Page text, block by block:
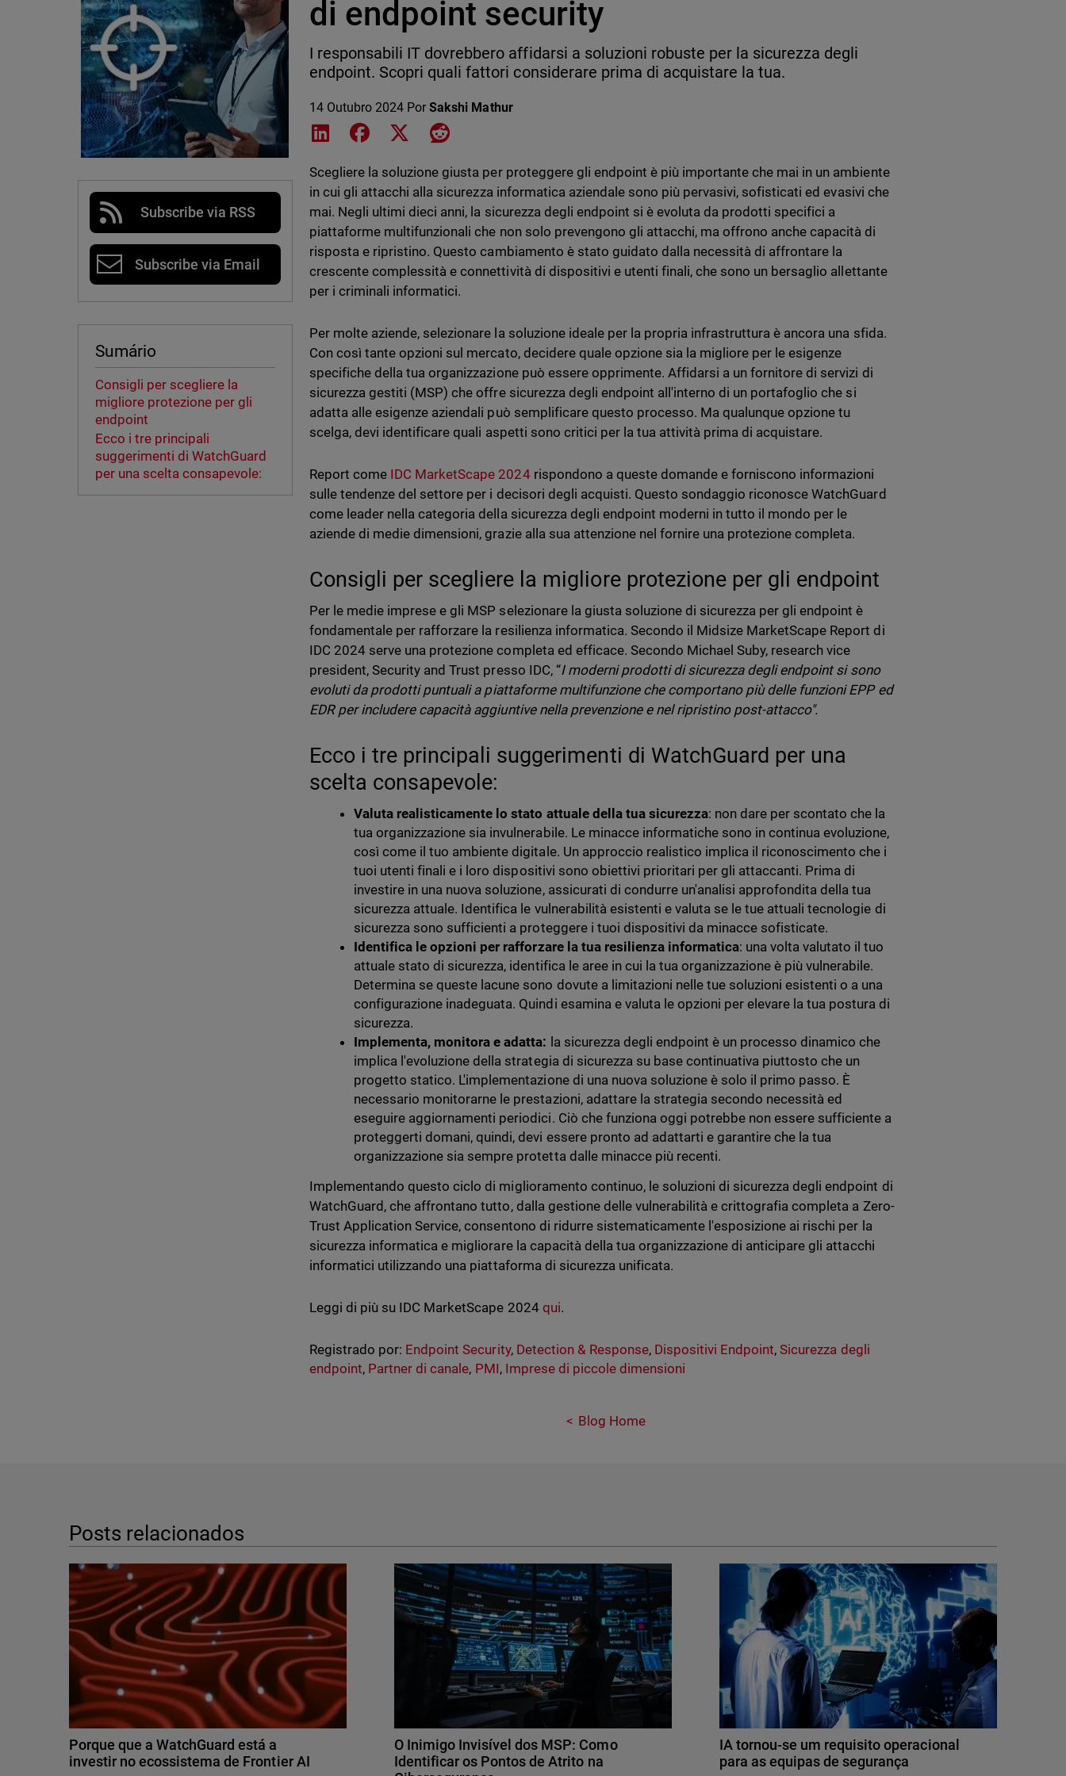
Subscribe via RSS
Subscribe via Email
Sumário
Consigli per scegliere la
migliore protezione per gli
endpoint
Ecco i tre principali
suggerimenti di WatchGuard
per una scelta consapevole:
di endpoint security
I responsabili IT dovrebbero affidarsi a soluzioni robuste per la sicurezza degli
endpoint. Scopri quali fattori considerare prima di acquistare la tua.
14 Outubro 2024 PorSakshi Mathur
Share on LinkedIn
Share on Facebook
Share on XShare on Reddit
Scegliere la soluzione giusta per proteggere gli endpoint è più importante che mai in un ambiente
in cui gli attacchi alla sicurezza informatica aziendale sono più pervasivi, sofisticati ed evasivi che
mai. Negli ultimi dieci anni, la sicurezza degli endpoint si è evoluta da prodotti specifici a
piattaforme multifunzionali che non solo prevengono gli attacchi, ma offrono anche capacità di
risposta e ripristino. Questo cambiamento è stato guidato dalla necessità di affrontare la
crescente complessità e connettività di dispositivi e utenti finali, che sono un bersaglio allettante
per i criminali informatici.
Per molte aziende, selezionare la soluzione ideale per la propria infrastruttura è ancora una sfida.
Con così tante opzioni sul mercato, decidere quale opzione sia la migliore per le esigenze
specifiche della tua organizzazione può essere opprimente. Affidarsi a un fornitore di servizi di
sicurezza gestiti (MSP) che offre sicurezza degli endpoint all'interno di un portafoglio che si
adatta alle esigenze aziendali può semplificare questo processo. Ma qualunque opzione tu
scelga, devi identificare quali aspetti sono critici per la tua attività prima di acquistare.
Report come IDC MarketScape 2024 rispondono a queste domande e forniscono informazioni
sulle tendenze del settore per i decisori degli acquisti. Questo sondaggio riconosce WatchGuard
come leader nella categoria della sicurezza degli endpoint moderni in tutto il mondo per le
aziende di medie dimensioni, grazie alla sua attenzione nel fornire una protezione completa.
Consigli per scegliere la migliore protezione per gli endpoint
Per le medie imprese e gli MSP selezionare la giusta soluzione di sicurezza per gli endpoint è
fondamentale per rafforzare la resilienza informatica. Secondo il Midsize MarketScape Report di
IDC 2024 serve una protezione completa ed efficace. Secondo Michael Suby, research vice
president, Security and Trust presso IDC, “I moderni prodotti di sicurezza degli endpoint si sono
evoluti da prodotti puntuali a piattaforme multifunzione che comportano più delle funzioni EPP ed
EDR per includere capacità aggiuntive nella prevenzione e nel ripristino post-attacco".
Ecco i tre principali suggerimenti di WatchGuard per una
scelta consapevole:
Valuta realisticamente lo stato attuale della tua sicurezza: non dare per scontato che la
tua organizzazione sia invulnerabile. Le minacce informatiche sono in continua evoluzione,
così come il tuo ambiente digitale. Un approccio realistico implica il riconoscimento che i
tuoi utenti finali e i loro dispositivi sono obiettivi prioritari per gli attaccanti. Prima di
investire in una nuova soluzione, assicurati di condurre un'analisi approfondita della tua
sicurezza attuale. Identifica le vulnerabilità esistenti e valuta se le tue attuali tecnologie di
sicurezza sono sufficienti a proteggere i tuoi dispositivi da minacce sofisticate.
Identifica le opzioni per rafforzare la tua resilienza informatica: una volta valutato il tuo
attuale stato di sicurezza, identifica le aree in cui la tua organizzazione è più vulnerabile.
Determina se queste lacune sono dovute a limitazioni nelle tue soluzioni esistenti o a una
configurazione inadeguata. Quindi esamina e valuta le opzioni per elevare la tua postura di
sicurezza.
Implementa, monitora e adatta: la sicurezza degli endpoint è un processo dinamico che
implica l'evoluzione della strategia di sicurezza su base continuativa piuttosto che un
progetto statico. L'implementazione di una nuova soluzione è solo il primo passo. È
necessario monitorarne le prestazioni, adattare la strategia secondo necessità ed
eseguire aggiornamenti periodici. Ciò che funziona oggi potrebbe non essere sufficiente a
proteggerti domani, quindi, devi essere pronto ad adattarti e garantire che la tua
organizzazione sia sempre protetta dalle minacce più recenti.
Implementando questo ciclo di miglioramento continuo, le soluzioni di sicurezza degli endpoint di
WatchGuard, che affrontano tutto, dalla gestione delle vulnerabilità e crittografia completa a Zero-
Trust Application Service, consentono di ridurre sistematicamente l'esposizione ai rischi per la
sicurezza informatica e migliorare la capacità della tua organizzazione di anticipare gli attacchi
informatici utilizzando una piattaforma di sicurezza unificata.
Leggi di più su IDC MarketScape 2024 qui.
Registrado por: Endpoint Security, Detection & Response, Dispositivi Endpoint,Sicurezza degli
endpoint, Partner di canale, PMI, Imprese di piccole dimensioni
Blog Home
Posts relacionados
Porque que a WatchGuard está a
investir no ecossistema de Frontier AI
O Inimigo Invisível dos MSP: Como
Identificar os Pontos de Atrito na
IA tornou-se um requisito operacional
para as equipas de segurança